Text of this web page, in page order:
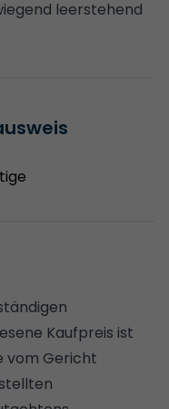
leerstehend
Kaufpreis ist
vom Gericht